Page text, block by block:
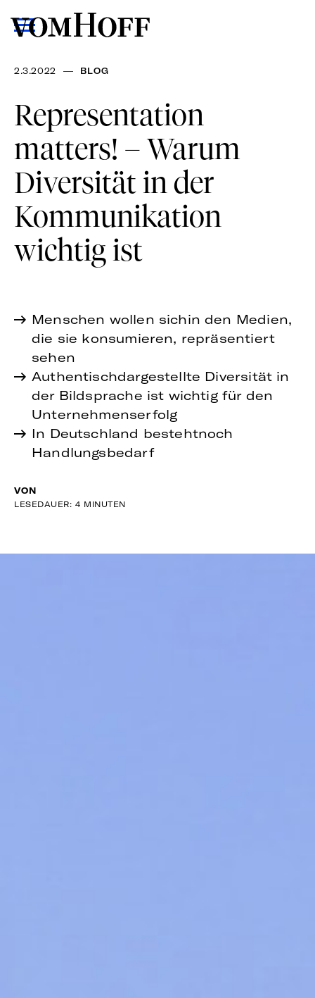
2.3.2022 — BLOG
Representation
matters! – Warum
Diversität in der
Kommunikation
wichtig ist
Menschen wollen sichin den Medien,
die sie konsumieren, repräsentiert
sehen
Authentischdargestellte Diversität in
der Bildsprache ist wichtig für den
Unternehmenserfolg
In Deutschland bestehtnoch
Handlungsbedarf
VON
LESEDAUER: 4 MINUTEN